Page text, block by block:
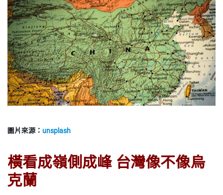
圖片來源： unsplash
橫看成嶺側成峰 台灣像不像烏
克蘭